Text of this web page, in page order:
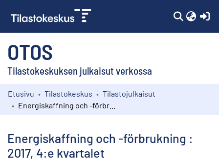
OTOS
Tilastokeskuksen julkaisut verkossa
Kokoelmat
Etusivu Tilastokeskus
Tilastojulkaisut
Energiskaffning och -förbrukning :
2017, 4:e kvartalet